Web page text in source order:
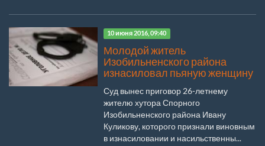
10 июня 2016, 09:40
Молодой житель
Изобильненского района
изнасиловал пьяную женщину
Суд вынес приговор 26-летнему
жителю хутора Спорного
Изобильненского района Ивану
Куликову, которого признали виновным
в изнасиловании и насильственны...